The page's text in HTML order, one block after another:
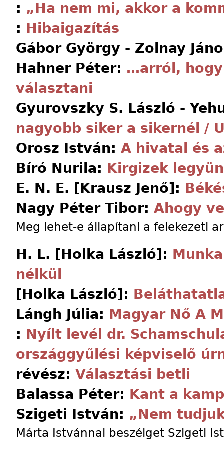
: „Ha nem mi, akkor a
: Hibaigazítás
Gábor György - Zolnay
Hahner Péter: …arról,
választani
Gyurovszky S. László -
nagyobb siker a sikernél /
Orosz István: A hivatal és
Bíró Nurila: Kirgizek
E. N. E. [Krausz Jenő]:
Nagy Péter Tibor: Ahogy
Meg lehet-e állapítani a felekezeti
H. L. [Holka László]:
nélkül
[Holka László]:
Lángh Júlia: Magyar Nő A
: Nyílt levél dr.
országgyűlési képviselő
révész: Választási betli
Balassa Péter: Kant a
Szigeti István: „Nem
Márta Istvánnal beszélget Szigeti